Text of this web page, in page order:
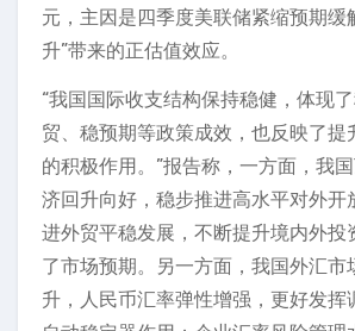
元，主因是四季度美联储紧缩预期缓
升”带来的正估值效应。
“我国国际收支结构保持稳健，体现
贸、稳预期等政策成效，也反映了提
的积极作用。”报告称，一方面，我
济回升向好，稳步推进高水平对外开
进外贸平稳发展，不断提升境内外投
了市场预期。另一方面，我国外汇市
升，人民币汇率弹性增强，更好发挥